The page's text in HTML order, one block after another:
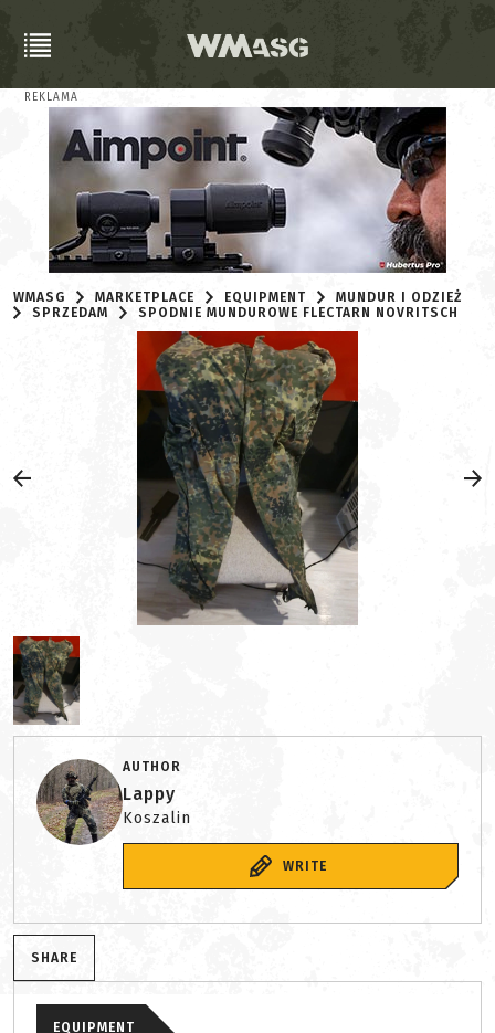
REKLAMA
WMASG MARKETPLACE EQUIPMENT
MUNDUR I ODZIEŻ
SPRZEDAM
SPODNIE MUNDUROWE FLECTARN NOVRITSCH
AUTHOR
Lappy
Koszalin
WRITE
SHARE
EQUIPMENT